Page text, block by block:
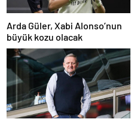
Arda Güler, Xabi Alonso’nun
büyük kozu olacak